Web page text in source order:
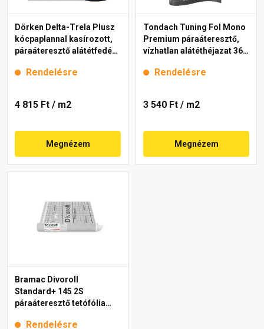
Dörken Delta-Trela Plusz
kócpaplannal kasírozott,
páraáteresztő alátétfedés,
Rendelésre
4 815 Ft / m2
Megnézem
Tondach Tuning Fol Mono
Premium páraáteresztő,
vízhatlan alátéthéjazat 360
Rendelésre
3 540 Ft / m2
Megnézem
Bramac Divoroll
Standard+ 145 2S
páraáteresztő tetófólia
Rendelésre